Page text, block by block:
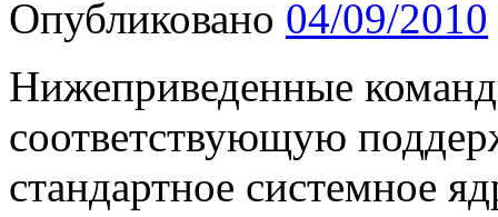
Опубликовано 04/09/2010
Нижеприведенные
соответствующую
стандартное системное